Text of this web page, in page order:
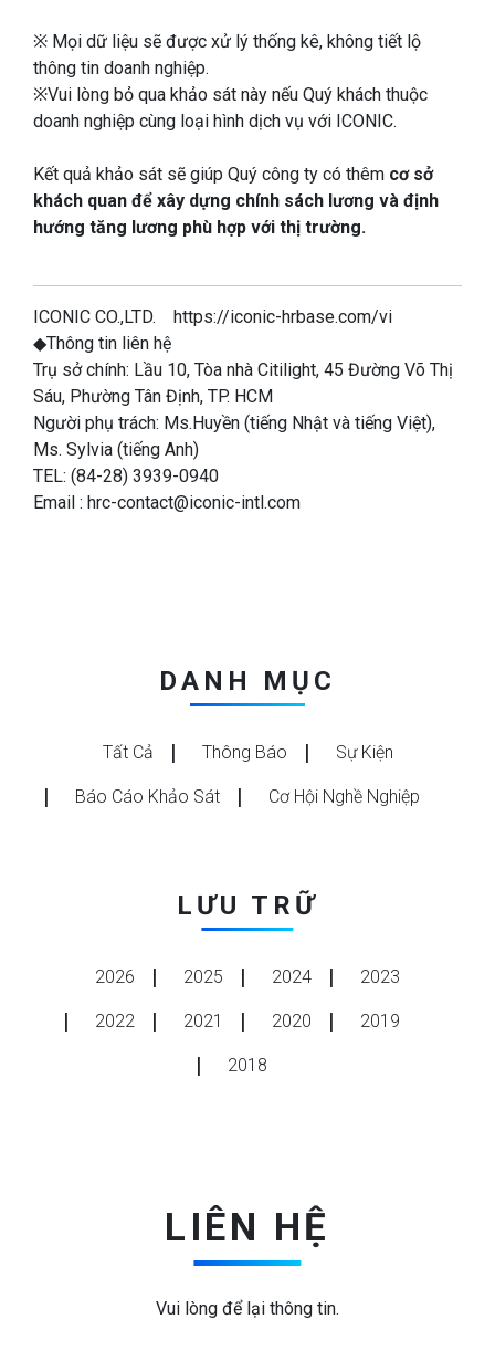
※ Mọi dữ liệu sẽ được xử lý thống kê, không tiết lộ
thông tin doanh nghiệp.
※Vui lòng bỏ qua khảo sát này nếu Quý khách thuộc
doanh nghiệp cùng loại hình dịch vụ với ICONIC.
Kết quả khảo sát sẽ giúp Quý công ty có thêm cơ sở
khách quan để xây dựng chính sách lương và định
hướng tăng lương phù hợp với thị trường.
ICONIC CO.,LTD. https://iconic-hrbase.com/vi
◆Thông tin liên hệ
Trụ sở chính: Lầu 10, Tòa nhà Citilight, 45 Đường Võ Thị
Sáu, Phường Tân Định, TP. HCM
Người phụ trách: Ms.Huyền (tiếng Nhật và tiếng Việt),
Ms. Sylvia (tiếng Anh)
TEL: (84-28) 3939-0940
Email : hrc-contact@iconic-intl.com
DANH MỤC
Tất Cả Thông Báo Sự Kiện
Báo Cáo Khảo Sát Cơ Hội Nghề Nghiệp
LƯU TRỮ
2026 2025 2024 2023
2022 2021 2020 2019
2018
LIÊN HỆ
Vui lòng để lại thông tin.